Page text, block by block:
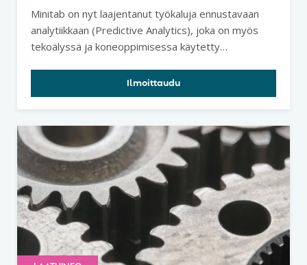
Minitab on nyt laajentanut työkaluja ennustavaan
analytiikkaan (Predictive Analytics), joka on myös
tekoälyssä ja koneoppimisessa käytetty
Ilmoittaudu